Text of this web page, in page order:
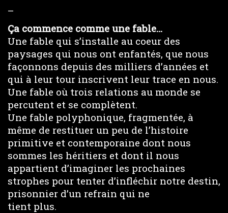
–
Ça commence comme une fable…
Une fable qui s’installe au coeur des
paysages qui nous ont enfantés, que nous
façonnons depuis des milliers d’années et
qui à leur tour inscrivent leur trace en nous.
Une fable où trois relations au monde se
percutent et se complètent.
Une fable polyphonique, fragmentée, à
même de restituer un peu de l’histoire
primitive et contemporaine dont nous
sommes les héritiers et dont il nous
appartient d’imaginer les prochaines
strophes pour tenter d’infléchir notre destin,
prisonnier d’un refrain qui ne
tient plus.